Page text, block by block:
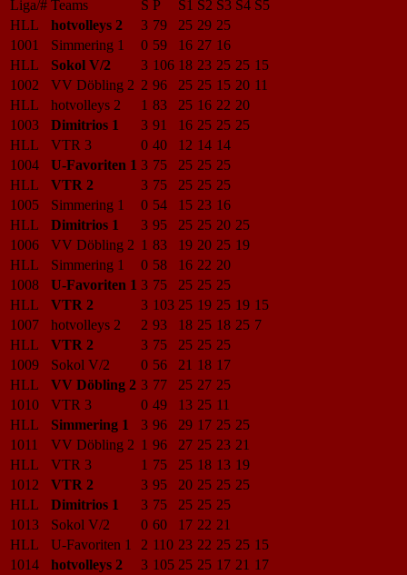
Liga/# Teams S P S1 S2 S3 S4 S5
HLL
hotvolleys 2 3 79 25 29 25
1001
Simmering 1 0 59 16 27 16
HLL
Sokol V/2 3 106 18 23 25 25 15
1002
VV Döbling 2 2 96 25 25 15 20 11
HLL
hotvolleys 2 1 83 25 16 22 20
1003
Dimitrios 1 3 91 16 25 25 25
HLL
VTR 3 0 40 12 14 14
1004
U-Favoriten 1 3 75 25 25 25
HLL
VTR 2 3 75 25 25 25
1005
Simmering 1 0 54 15 23 16
HLL
Dimitrios 1 3 95 25 25 20 25
1006
VV Döbling 2 1 83 19 20 25 19
HLL
Simmering 1 0 58 16 22 20
1008
U-Favoriten 1 3 75 25 25 25
HLL
VTR 2 3 103 25 19 25 19 15
1007
hotvolleys 2 2 93 18 25 18 25 7
HLL
VTR 2 3 75 25 25 25
1009
Sokol V/2 0 56 21 18 17
HLL
VV Döbling 2 3 77 25 27 25
1010
VTR 3 0 49 13 25 11
HLL
Simmering 1 3 96 29 17 25 25
1011
VV Döbling 2 1 96 27 25 23 21
HLL
VTR 3 1 75 25 18 13 19
1012
VTR 2 3 95 20 25 25 25
HLL
Dimitrios 1 3 75 25 25 25
1013
Sokol V/2 0 60 17 22 21
HLL
U-Favoriten 1 2 110 23 22 25 25 15
1014
hotvolleys 2 3 105 25 25 17 21 17